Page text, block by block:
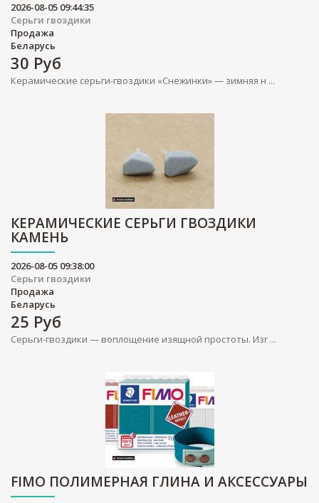
2026-08-05 09:44:35
Серьги гвоздики
Продажа
Беларусь
30 Руб
Керамические серьги-гвоздики «Снежинки» — зимняя н ...
КЕРАМИЧЕСКИЕ СЕРЬГИ ГВОЗДИКИ
КАМЕНЬ
2026-08-05 09:38:00
Серьги гвоздики
Продажа
Беларусь
25 Руб
Серьги-гвоздики — воплощение изящной простоты. Изг ...
FIMO ПОЛИМЕРНАЯ ГЛИНА И АКСЕССУАРЫ